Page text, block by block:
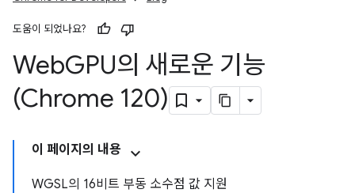
도움이 되었나요?
WebGPU의 새로운 기능
(Chrome 120)
이 페이지의 내용
WGSL의 16비트 부동 소수점 값 지원